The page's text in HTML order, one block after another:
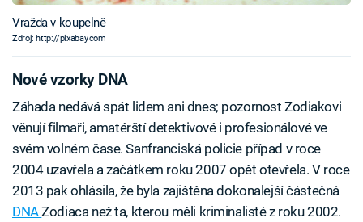
Vražda v koupelně
Zdroj: http://pixabay.com
Nové vzorky DNA
Záhada nedává spát lidem ani dnes; pozornost Zodiakovi
věnují filmaři, amatérští detektivové i profesionálové ve
svém volném čase. Sanfranciská policie případ v roce
2004 uzavřela a začátkem roku 2007 opět otevřela. V roce
2013 pak ohlásila, že byla zajištěna dokonalejší částečná
DNAZodiaca než ta, kterou měli kriminalisté z roku 2002.